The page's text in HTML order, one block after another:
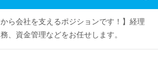
から会社を支えるポジションです！】経理
、資金管理などをお任せします。